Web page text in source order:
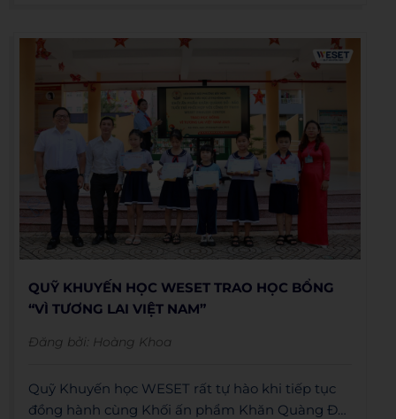
QUỸ KHUYẾN HỌC WESET TRAO HỌC BỔNG
“VÌ TƯƠNG LAI VIỆT NAM”
Đăng bởi: Hoàng Khoa
Quỹ Khuyến học WESET rất tự hào khi tiếp tục
đồng hành cùng Khối ấn phẩm Khăn Quàng Đỏ